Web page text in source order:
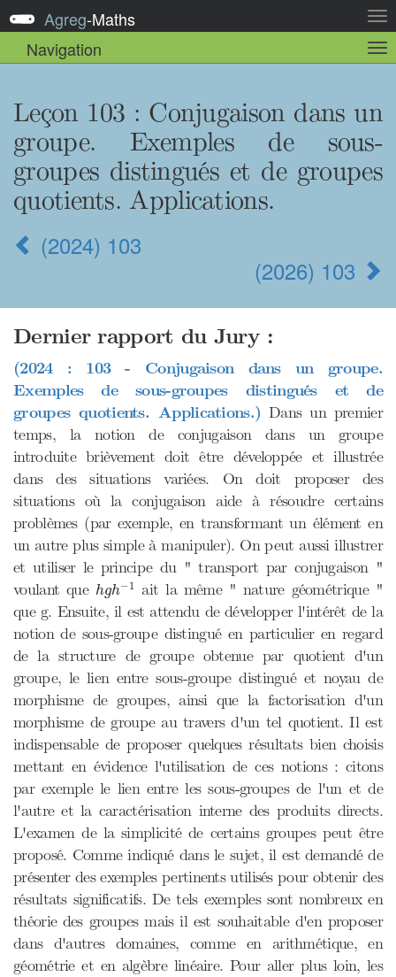
la
Agreg-Maths
Navigation
la
Leçon 103 : Conjugaison dans un
groupe. Exemples de sous-
groupes distingués et de groupes
quotients. Applications.
(2024) 103
(2026) 103
Dernier rapport du Jury :
(2024 : 103 - Conjugaison dans un groupe.
Exemples de sous-groupes distingués et de
groupes quotients. Applications.) Dans un premier
temps, la notion de conjugaison dans un groupe
introduite brièvement doit être développée et illustrée
dans des situations variées. On doit proposer des
situations où la conjugaison aide à résoudre certains
problèmes (par exemple, en transformant un élément en
un autre plus simple à manipuler). On peut aussi illustrer
et utiliser le principe du " transport par conjugaison "
voulant que hgh−1
hg h − 1ait la même " nature géométrique "
que g. Ensuite, il est attendu de développer l'intérêt de la
notion de sous-groupe distingué en particulier en regard
de la structure de groupe obtenue par quotient d'un
groupe, le lien entre sous-groupe distingué et noyau de
morphisme de groupes, ainsi que la factorisation d'un
morphisme de groupe au travers d'un tel quotient. Il est
indispensable de proposer quelques résultats bien choisis
mettant en évidence l'utilisation de ces notions : citons
par exemple le lien entre les sous-groupes de l'un et de
l'autre et la caractérisation interne des produits directs.
L'examen de la simplicité de certains groupes peut être
proposé. Comme indiqué dans le sujet, il est demandé de
présenter des exemples pertinents utilisés pour obtenir des
résultats significatifs. De tels exemples sont nombreux en
théorie des groupes mais il est souhaitable d'en proposer
dans d'autres domaines, comme en arithmétique, en
géométrie et en algèbre linéaire. Pour aller plus loin, les